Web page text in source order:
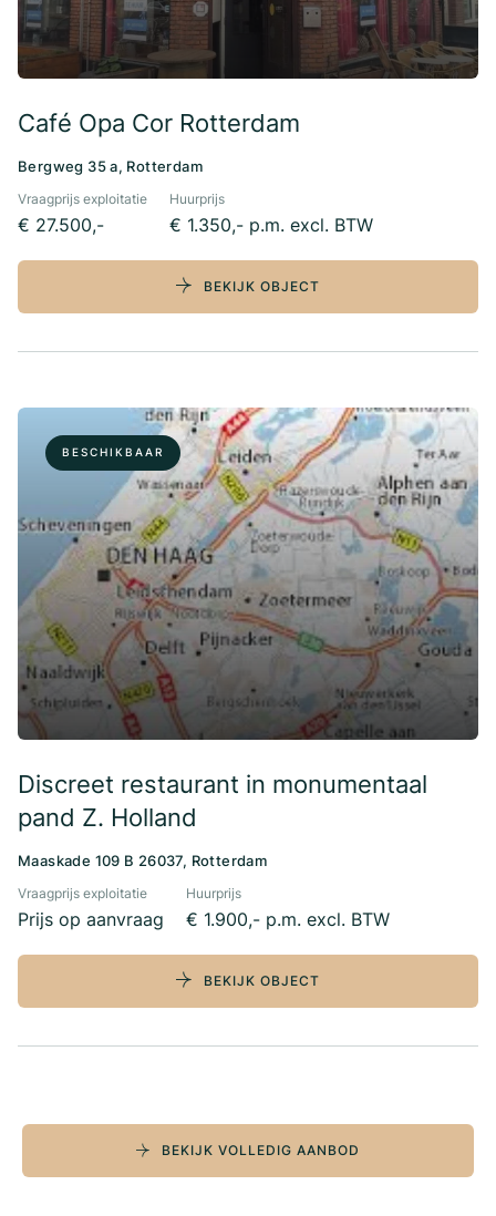
Café Opa Cor Rotterdam
Bergweg 35 a, Rotterdam
Vraagprijs exploitatie
€ 27.500,-
Huurprijs
€ 1.350,- p.m. excl. BTW
BEKIJK OBJECT
BESCHIKBAAR
Discreet restaurant in monumentaal
pand Z. Holland
Maaskade 109 B 26037, Rotterdam
Vraagprijs exploitatie
Prijs op aanvraag
Huurprijs
€ 1.900,- p.m. excl. BTW
BEKIJK OBJECT
BEKIJK VOLLEDIG AANBOD